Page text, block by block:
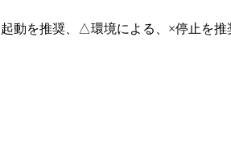
動を推奨、△環境による、×停止を推